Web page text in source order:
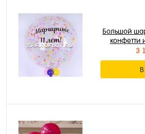
Большой
конфетти
3
В